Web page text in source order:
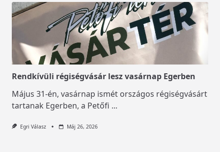
Rendkívüli régiségvásár lesz vasárnap Egerben
Május 31-én, vasárnap ismét országos régiségvásárt
tartanak Egerben, a Petőfi ...
Egri Válasz Máj 26, 2026